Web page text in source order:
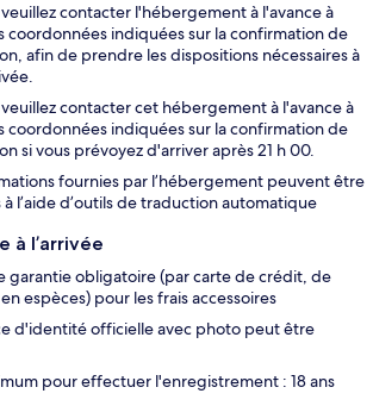
contacter l'hébergement à l'avance à
coordonnées indiquées sur la confirmation de
afin de prendre les dispositions nécessaires à
contacter cet hébergement à l'avance à
coordonnées indiquées sur la confirmation de
si vous prévoyez d'arriver après 21 h 00.
fournies par l’hébergement peuvent être
l’aide d’outils de traduction automatique
à l’arrivée
garantie obligatoire (par carte de crédit, de
espèces) pour les frais accessoires
d'identité officielle avec photo peut être
pour effectuer l'enregistrement : 18 ans